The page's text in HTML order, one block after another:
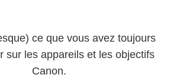
ce que vous avez toujours
sur les appareils et les objectifs
Canon.